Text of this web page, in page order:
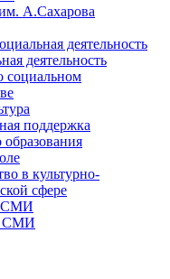
А.Сахарова
деятельность
деятельность
социальном
поддержка
образования
в культурно-
сфере
СМИ
СМИ